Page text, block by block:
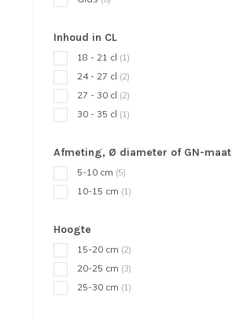
Inhoud in CL
18 - 21 cl (1)
24 - 27 cl (2)
27 - 30 cl (2)
30 - 35 cl (1)
Afmeting, Ø diameter of GN-maat
5-10 cm (5)
10-15 cm (1)
Hoogte
15-20 cm (2)
20-25 cm (3)
25-30 cm (1)